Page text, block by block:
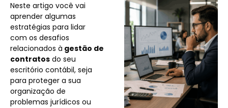
Neste artigo você vai
aprender algumas
estratégias para lidar
com os desafios
relacionados à gestão de
contratos do seu
escritório contábil, seja
para proteger a sua
organização de
problemas jurídicos ou